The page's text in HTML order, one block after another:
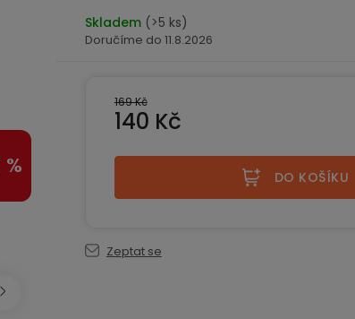
Skladem (>5 ks)
11.8.2026
169 Kč
140 Kč
DO KOŠÍKU
Zeptat se
%